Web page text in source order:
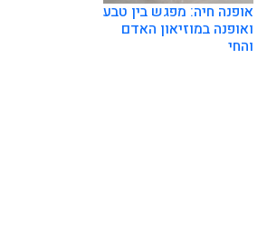
אופנה חיה: מפגש בין טבע
ואופנה במוזיאון האדם
והחי